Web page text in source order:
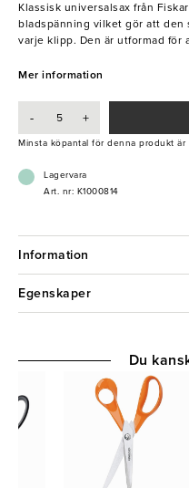
Klassisk universalsax från
bladspänning vilket gör att den
varje klipp. Den är utformad för
- Vänsterhänt
Mer information
- +
Minsta köpantal för denna produkt är
Lagervara
Art. nr: K1000814
Information
Egenskaper
Du